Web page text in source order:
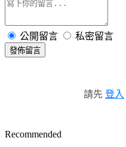
公開留言 私密留言
發佈留言
請先 登入
Recommended